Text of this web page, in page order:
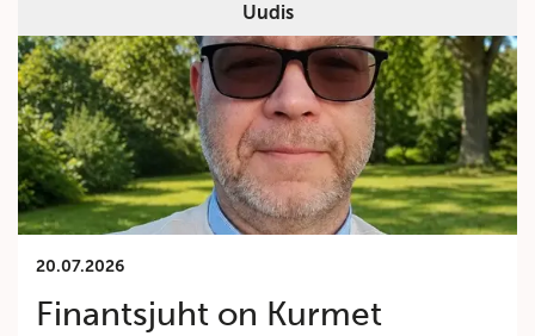
Uudis
20.07.2026
Finantsjuht on Kurmet